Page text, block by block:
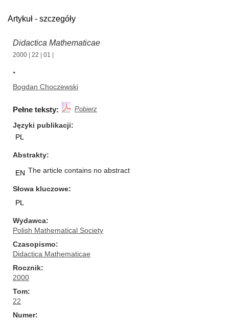
Artykuł - szczegóły
Didactica Mathematicae
2000 22 01
.
Bogdan Choczewski
Pełne teksty: Pobierz
Języki publikacji
PL
Abstrakty
EN The article contains no abstract
Słowa kluczowe
PL
Wydawca
Polish Mathematical Society
Czasopismo
Didactica Mathematicae
Rocznik
2000
Tom
22
Numer